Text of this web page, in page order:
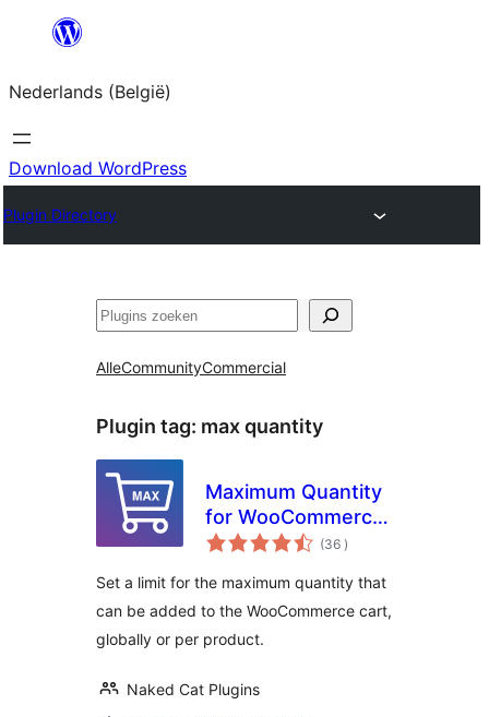
Spring
de
inhoud
Nederlands (België)
Download WordPress
Plugin Directory
Zoeken
AlleCommunityCommercial
Plugin tag: max quantity
Maximum Quantity
for WooCommerce
Shops
(36 aantal
beoordelingen
)
Set a limit for the maximum quantity that
can be added to the WooCommerce cart,
globally or per product.
Naked Cat Plugins